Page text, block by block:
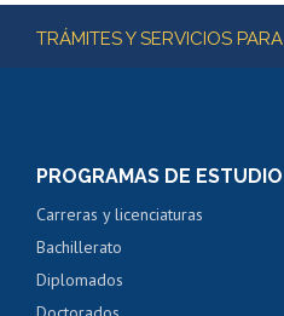
Más información
TRÁMITES Y SERVICIOS PARA
PROGRAMAS DE ESTUDIO
Carreras y licenciaturas
Bachillerato
Diplomados